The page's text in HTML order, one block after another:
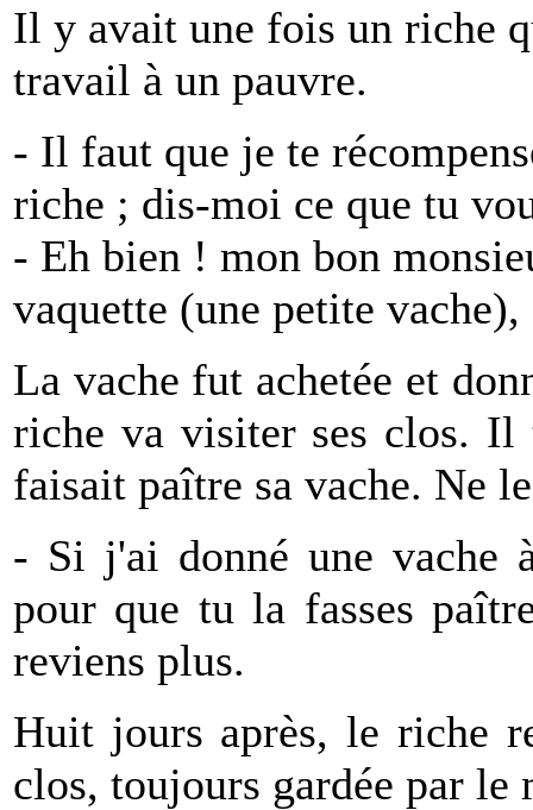
Il y avait une fois un riche
travail à un pauvre.
- Il faut que je te
riche ; dis-moi ce que tu
- Eh bien ! mon bon
vaquette (une petite
La vache fut achetée et
riche va visiter ses clos.
faisait paître sa vache. Ne
- Si j'ai donné une vache
pour que tu la fasses
reviens plus.
Huit jours après, le riche
clos, toujours gardée par le